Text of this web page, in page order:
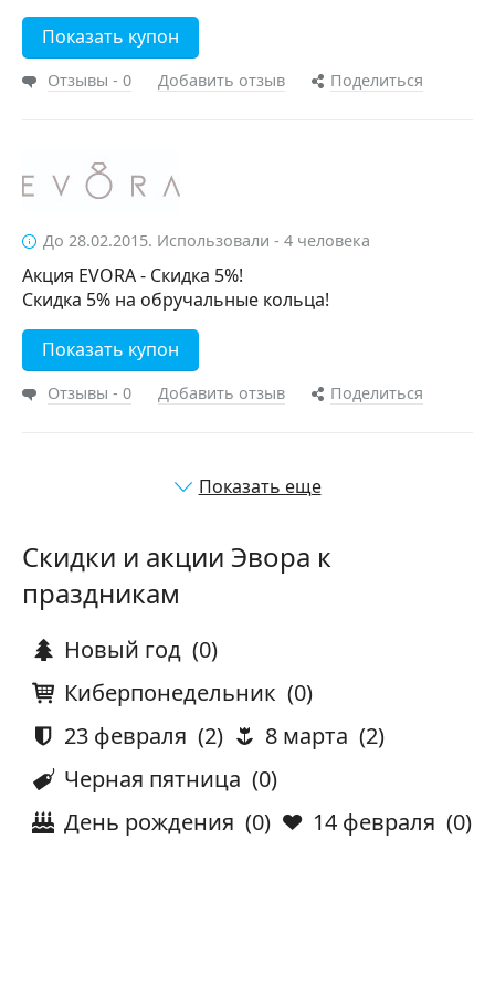
Показать купон
Отзывы - 0 Добавить отзыв Поделиться
До 28.02.2015. Использовали - 4 человека
Акция EVORA - Скидка 5%!
Скидка 5% на обручальные кольца!
Показать купон
Отзывы - 0 Добавить отзыв Поделиться
Показать еще
Скидки и акции Эвора к
праздникам
Новый год (0)
Киберпонедельник (0)
23 февраля (2) 8 марта (2)
Черная пятница (0)
День рождения (0) 14 февраля (0)